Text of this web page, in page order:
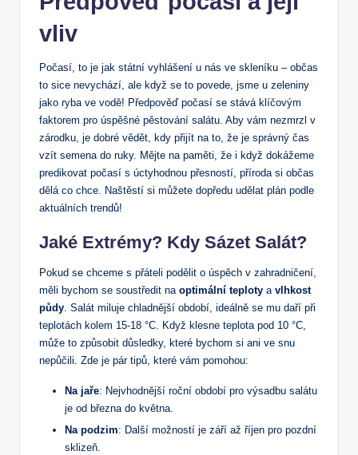
vliv
Počasí, to je jak státní vyhlášení u nás ve skleníku – občas
to sice nevychází, ale když se to povede, jsme u zeleniny
jako ryba ve vodě! Předpověď počasí se stává klíčovým
faktorem pro úspěšné pěstování salátu. Aby vám nezmrzl v
zárodku, je dobré vědět, kdy přijít na to, že je správný čas
vzít semena do ruky. Mějte na paměti, že i když dokážeme
predikovat počasí s úctyhodnou přesností, příroda si občas
dělá co chce. Naštěstí si můžete dopředu udělat plán podle
aktuálních trendů!
Jaké Extrémy? Kdy Sázet Salát?
Pokud se chceme s přáteli podělit o úspěch v zahradničení,
měli bychom se soustředit na optimální teploty a vlhkost
půdy. Salát miluje chladnější období, ideálně se mu daří při
teplotách kolem 15-18 °C. Když klesne teplota pod 10 °C,
může to způsobit důsledky, které bychom si ani ve snu
nepůčili. Zde je pár tipů, které vám pomohou:
Na jaře: Nejvhodnější roční období pro výsadbu salátu
je od března do května.
Na podzim: Další možností je září až říjen pro pozdní
sklizeň.